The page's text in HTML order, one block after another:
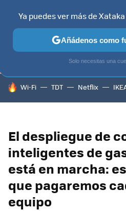
TELEVISORES CONTENIDOS
HOY SE HABLA DE
Wi-Fi TDT Netflix
El despliegue de
inteligentes de
está en marcha:
que pagaremos
equipo
Ya puedes ver más de
Añádenos como
Solo necesitas una